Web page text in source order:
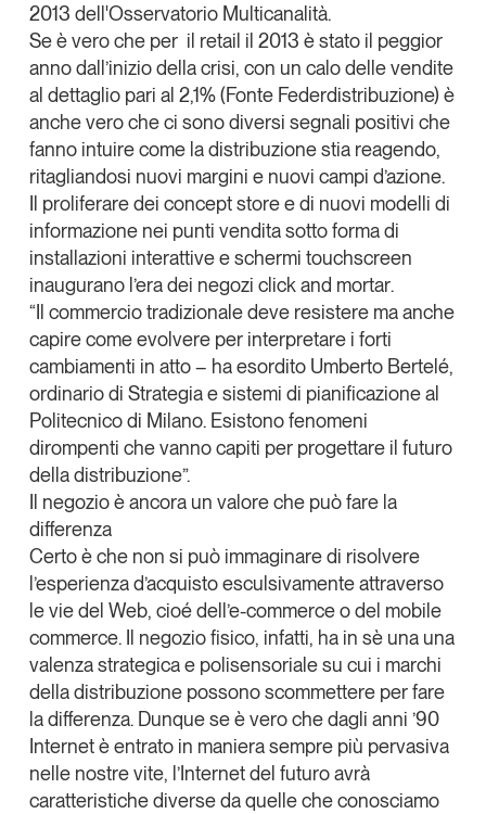
Un anno di
Tendenze 2026
Leggi il magazine
Tendenze è il magazine di GS1 Italy che racconta in
modo indipendente il cambiamento e le sfide del largo
consumo e dell’economia a professionisti e
consumatori
GS1 Italy GS1 Italy GS1 Italy
Tendenze
GS1 Italy
2013 dell'Osservatorio Multicanalità.
Se è vero che per il retail il 2013 è stato il peggior
anno dall’inizio della crisi, con un calo delle vendite
al dettaglio pari al 2,1% (Fonte Federdistribuzione) è
anche vero che ci sono diversi segnali positivi che
fanno intuire come la distribuzione stia reagendo,
ritagliandosi nuovi margini e nuovi campi d’azione.
Il proliferare dei concept store e di nuovi modelli di
informazione nei punti vendita sotto forma di
installazioni interattivee schermi touchscreen
inaugurano l’era dei negozi click and mortar.
“Il commercio tradizionale deve resisterema anche
capire comeevolvere per interpretare i forti
cambiamenti in atto– ha esordito Umberto Bertelé,
ordinario di Strategia e sistemi di pianificazione al
Politecnico di Milano. Esistono fenomeni
dirompenti che vanno capiti per progettare il futuro
della distribuzione”.
Il negozio è ancora un valore che può fare la
differenza
Certo è che non si può immaginare di risolvere
l’esperienza d’acquisto esculsivamente attraverso
le vie del Web, cioé dell’e-commerce o del mobile
commerce. Il negozio fisico, infatti, ha in sè una una
valenza strategica e polisensorialesu cui i marchi
della distribuzione possono scommettere per fare
la differenza. Dunque se è vero che dagli anni ’90
Internet è entrato in maniera sempre più pervasiva
nelle nostre vite, l’Internet del futuro avrà
caratteristiche diverse da quelle che conosciamo